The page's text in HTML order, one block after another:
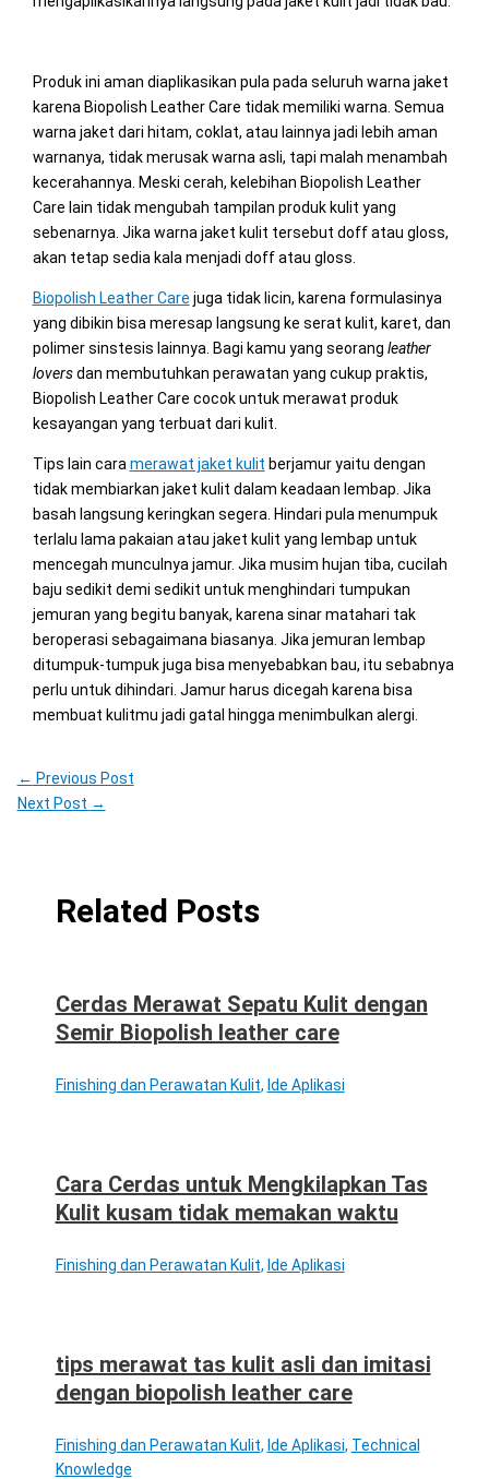
Produk ini aman diaplikasikan pula pada seluruh warna jaket
karena Biopolish Leather Care tidak memiliki warna. Semua
warna jaket dari hitam, coklat, atau lainnya jadi lebih aman
warnanya, tidak merusak warna asli, tapi malah menambah
kecerahannya. Meski cerah, kelebihan Biopolish Leather
Care lain tidak mengubah tampilan produk kulit yang
sebenarnya. Jika warna jaket kulit tersebut doff atau gloss,
akan tetap sedia kala menjadi doff atau gloss.
Biopolish Leather Care juga tidak licin, karena formulasinya
yang dibikin bisa meresap langsung ke serat kulit, karet, dan
polimer sinstesis lainnya. Bagi kamu yang seorang leather
loversdan membutuhkan perawatan yang cukup praktis,
Biopolish Leather Care cocok untuk merawat produk
kesayangan yang terbuat dari kulit.
Tips lain cara merawat jaket kulit berjamur yaitu dengan
tidak membiarkan jaket kulit dalam keadaan lembap. Jika
basah langsung keringkan segera. Hindari pula menumpuk
terlalu lama pakaian atau jaket kulit yang lembap untuk
mencegah munculnya jamur. Jika musim hujan tiba, cucilah
baju sedikit demi sedikit untuk menghindari tumpukan
jemuran yang begitu banyak, karena sinar matahari tak
beroperasi sebagaimana biasanya. Jika jemuran lembap
ditumpuk-tumpuk juga bisa menyebabkan bau, itu sebabnya
perlu untuk dihindari. Jamur harus dicegah karena bisa
membuat kulitmu jadi gatal hingga menimbulkan alergi.
← Previous Post
Next Post →
Related Posts
Cerdas Merawat Sepatu Kulit dengan
Semir Biopolish leather care
Finishing dan Perawatan Kulit, Ide Aplikasi
Cara Cerdas untuk Mengkilapkan Tas
Kulit kusam tidak memakan waktu
Finishing dan Perawatan Kulit, Ide Aplikasi
tips merawat tas kulit asli dan imitasi
dengan biopolish leather care
Finishing dan Perawatan Kulit, Ide Aplikasi, Technical
Knowledge